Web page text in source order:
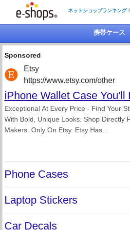
ネットショップランキング！
携帯ケース